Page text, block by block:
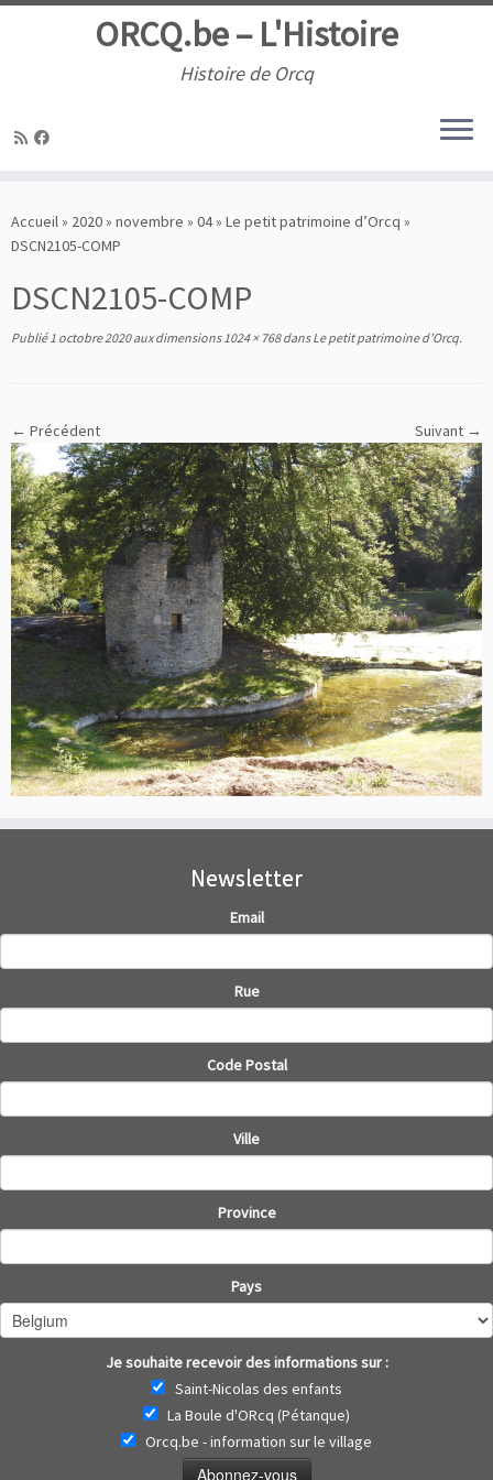
au
contenu
ORCQ.be – L'Histoire
Histoire de Orcq
Accueil» 2020» novembre » 04» Le petit patrimoine d’Orcq »
DSCN2105-COMP
DSCN2105-COMP
Publié 1 octobre 2020aux dimensions1024 × 768dansLe petit patrimoine d’Orcq.
← Précédent Suivant →
Newsletter
Email
Rue
Code Postal
Ville
Province
Pays
Je souhaite recevoir des informations sur :
Saint-Nicolas des enfants
La Boule d'ORcq (Pétanque)
Orcq.be - information sur le village